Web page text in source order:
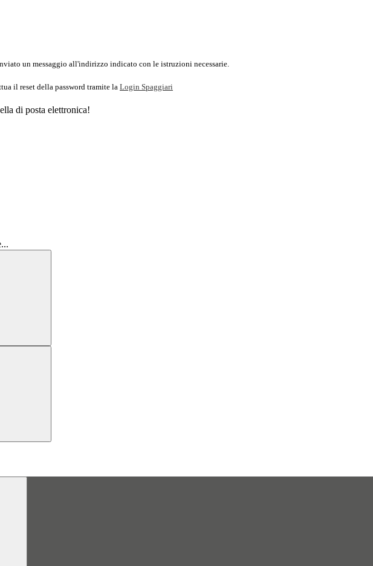
un messaggio all'indirizzo indicato con le istruzioni necessarie.
il reset della password tramite la Login Spaggiari
di posta elettronica!